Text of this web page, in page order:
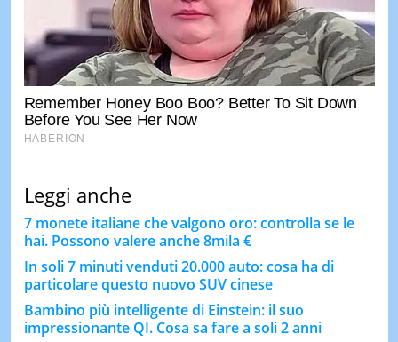
Leggi anche
7 monete italiane che valgono oro: controlla se le
hai. Possono valere anche 8mila €
In soli 7 minuti venduti 20.000 auto: cosa ha di
particolare questo nuovo SUV cinese
Bambino più intelligente di Einstein: il suo
impressionante QI. Cosa sa fare a soli 2 anni